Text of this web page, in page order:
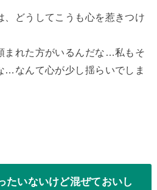
、どうしてこうも心を惹きつけ
まれた方がいるんだな…私もそ
…なんて心が少し揺らいでしま
たいないけど混ぜておいし